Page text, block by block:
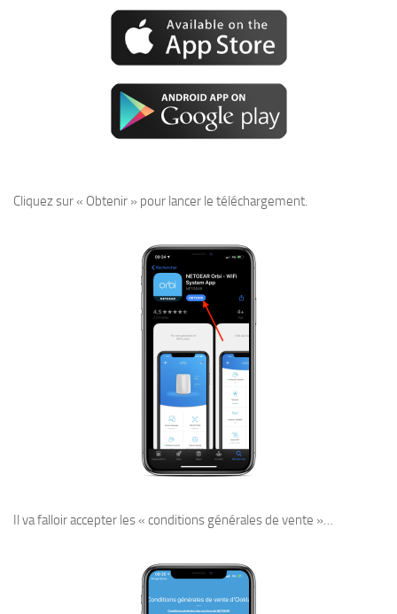
Cliquez sur « Obtenir » pour lancer le téléchargement.
Il va falloir accepter les « conditions générales de vente »…